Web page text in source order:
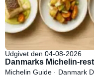
Udgivet den 04-08-2026
Danmarks Michelin-
Michelin Guide · Danmark